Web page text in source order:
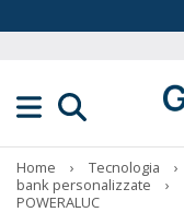
Home › Tecnologia ›
bank personalizzate
›
POWERALUC